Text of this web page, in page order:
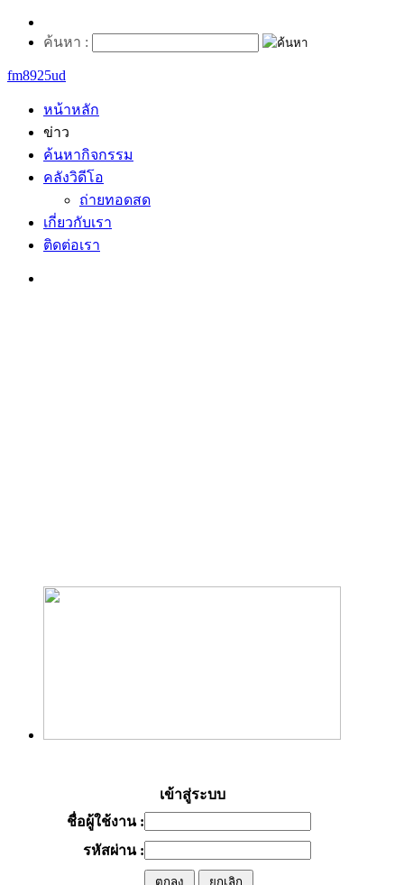
ค้นหา :
fm8925ud
หน้าหลัก
ข่าว
ค้นหากิจกรรม
คลังวิดีโอ
ถ่ายทอดสด
เกี่ยวกับเรา
ติดต่อเรา
เข้าสู่ระบบ
ชื่อผู้ใช้งาน :
รหัสผ่าน :